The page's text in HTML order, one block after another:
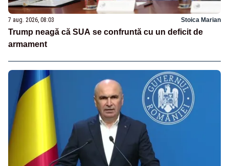
7 aug. 2026, 08:03 Stoica Marian
Trump neagă că SUA se confruntă cu un deficit de
armament